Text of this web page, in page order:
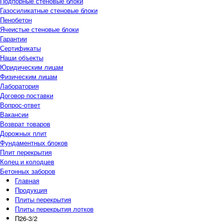
Газосиликатные стеновые блоки
Пенобетон
Ячеистые стеновые блоки
Гарантии
Сертификаты
Наши объекты
Юридическим лицам
Физическим лицам
Лаборатория
Договор поставки
Вопрос-ответ
Вакансии
Возврат товаров
Дорожных плит
Фундаментных блоков
Плит перекрытия
Колец и колодцев
Бетонных заборов
Главная
Продукция
Плиты перекрытия
Плиты перекрытия лотков
П26-3/2